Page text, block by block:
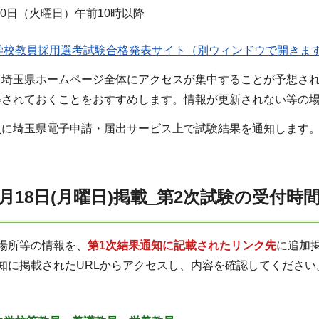
日（火曜日）午前10時以降
校教員採用選考試験合格発表サイト（別ウィンドウで開きま
玉県ホームページ全体にアクセスが集中することが予想さ
れておくことをおすすめします。情報が更新されない等の
埼玉県電子申請・届出サービス上で試験結果を通知します
18日(月曜日)掲載_第2次試験の受付時
所等の情報を、 第1次結果通知に記載されたリンク先に追加
に掲載されたURLからアクセスし、内容を確認してください